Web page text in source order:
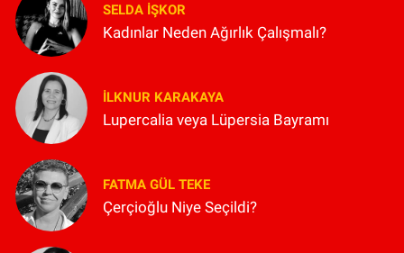
SELDA İŞKOR
Kadınlar Neden Ağırlık Çalışmalı?
İLKNUR KARAKAYA
Lupercalia veya Lüpersia Bayramı
FATMA GÜL TEKE
Çerçioğlu Niye Seçildi?